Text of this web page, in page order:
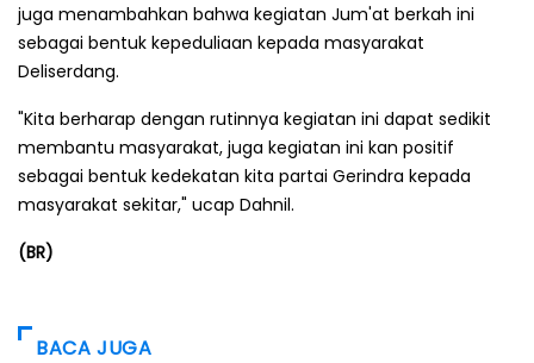
juga menambahkan bahwa kegiatan Jum'at berkah ini
sebagai bentuk kepeduliaan kepada masyarakat
Deliserdang.
"Kita berharap dengan rutinnya kegiatan ini dapat sedikit
membantu masyarakat, juga kegiatan ini kan positif
sebagai bentuk kedekatan kita partai Gerindra kepada
masyarakat sekitar," ucap Dahnil.
(BR)
BACA JUGA